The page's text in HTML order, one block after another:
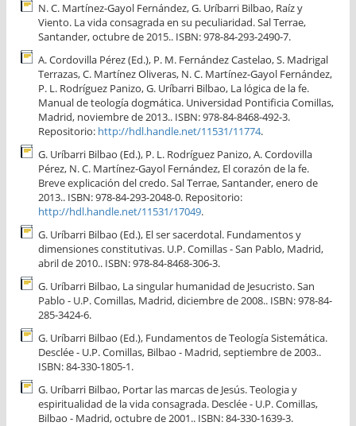
N. C. Martínez-Gayol Fernández, G. Uríbarri Bilbao, Raíz y
Viento. La vida consagrada en su peculiaridad. Sal Terrae,
Santander, octubre de 2015.. ISBN: 978-84-293-2490-7.
A. Cordovilla Pérez (Ed.), P. M. Fernández Castelao, S. Madrigal
Terrazas, C. Martínez Oliveras, N. C. Martínez-Gayol Fernández,
P. L. Rodríguez Panizo, G. Uríbarri Bilbao, La lógica de la fe.
Manual de teología dogmática. Universidad Pontificia Comillas,
Madrid, noviembre de 2013.. ISBN: 978-84-8468-492-3.
Repositorio: http://hdl.handle.net/11531/11774.
G. Uríbarri Bilbao (Ed.), P. L. Rodríguez Panizo, A. Cordovilla
Pérez, N. C. Martínez-Gayol Fernández, El corazón de la fe.
Breve explicación del credo. Sal Terrae, Santander, enero de
2013.. ISBN: 978-84-293-2048-0. Repositorio:
http://hdl.handle.net/11531/17049.
G. Uríbarri Bilbao (Ed.), El ser sacerdotal. Fundamentos y
dimensiones constitutivas. U.P. Comillas - San Pablo, Madrid,
abril de 2010.. ISBN: 978-84-8468-306-3.
G. Uríbarri Bilbao, La singular humanidad de Jesucristo. San
Pablo - U.P. Comillas, Madrid, diciembre de 2008.. ISBN: 978-84-
285-3424-6.
G. Uríbarri Bilbao (Ed.), Fundamentos de Teología Sistemática.
Desclée - U.P. Comillas, Bilbao - Madrid, septiembre de 2003..
ISBN: 84-330-1805-1.
G. Uríbarri Bilbao, Portar las marcas de Jesús. Teologia y
espiritualidad de la vida consagrada. Desclée - U.P. Comillas,
Bilbao - Madrid, octubre de 2001.. ISBN: 84-330-1639-3.